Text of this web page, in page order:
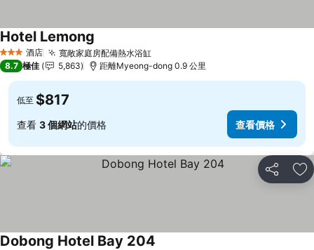
3 星級 酒店 寬敞家庭房配備熱水浴缸
Hotel Lemong
8.7 極佳 5,863 距離Myeong-dong 0.9 公里
低至 $817
查看 3 個網站的價格 查看價格
分享 放
Dobong Hotel Bay 204